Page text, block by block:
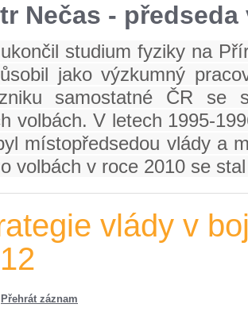
Nečas -
studium fyziky na
jako výzkumný
samostatné ČR se
volbách. V letech 1995-
místopředsedou vlády a
volbách v roce 2010 se
vlády v
Přehrát záznam